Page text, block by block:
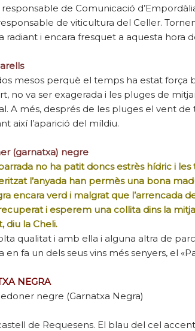
de Comunicació
de viticultura del Celler.
radiant i encara fresquet a aquesta hora
mesos perquè el temps ha estat força
no va ser exagerada i les pluges de
A més, després de les pluges el vent
així l’aparició del míldiu.
(garnatxa) negre
no ha patit doncs estrès hídric i
l’anyada han permès una bona
encara verd i malgrat que l’arrencada
i esperem una collita dins la
diu la Cheli.
qualitat i amb ella i alguna altra de
fa un dels seus vins més senyers, el
NEGRA
negre (Garnatxa Negra)
de Requesens. El blau del cel